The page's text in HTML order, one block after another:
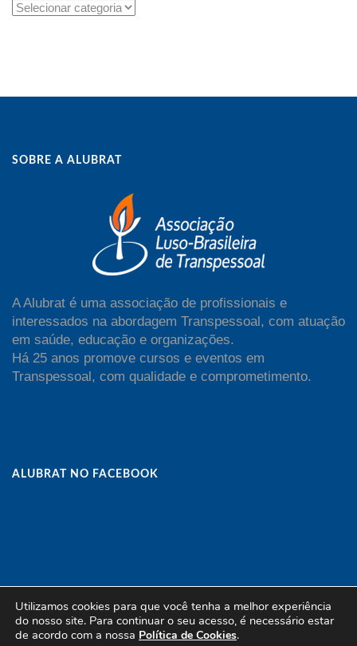
Navegue
SOBRE A ALUBRAT
A Alubrat é uma associação de profissionais e
interessados na abordagem Transpessoal, com atuação
em saúde, educação e organizações.
Há 25 anos promove cursos e eventos em
Transpessoal, com qualidade e comprometimento.
ALUBRAT NO FACEBOOK
Copyright Alubrat - All Rights Reserved | Powered by
Utilizamos cookies para que você tenha a melhor experiência
do nosso site. Para continuar o seu acesso, é necessário estar
de acordo com a nossa Política de Cookies.